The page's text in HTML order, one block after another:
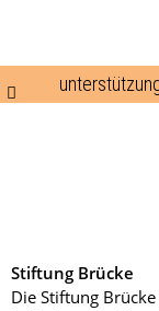
Stiftung Brücke
Die Stiftung